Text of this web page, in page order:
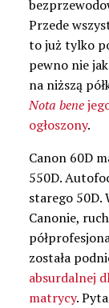
Przede
to już tylko
pewno nie
na niższą
Nota bene
ogłoszony.
Canon 60D
550D.
starego 50D.
Canonie,
została
absurdalnej
matrycy.